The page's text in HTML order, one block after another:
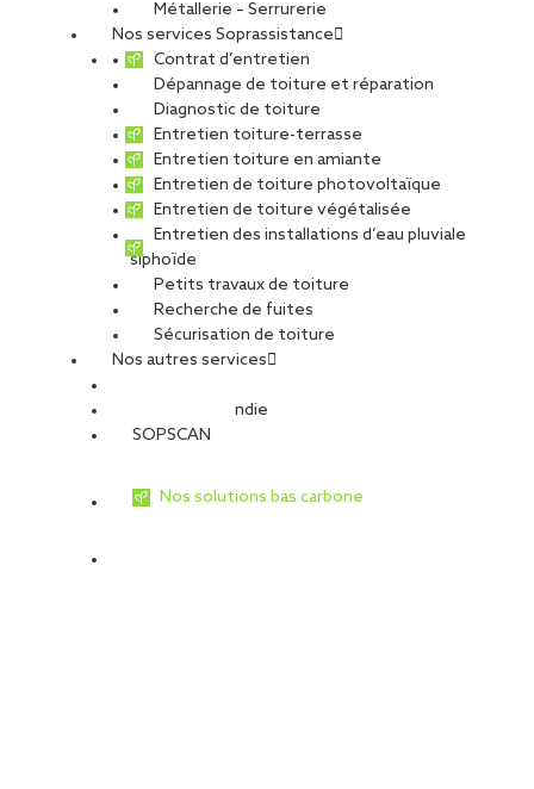
Métallerie – Serrurerie
Nos services Soprassistance
Contrat d’entretien
Dépannage de toiture et réparation
Diagnostic de toiture
Entretien toiture-terrasse
Entretien toiture en amiante
Entretien de toiture photovoltaïque
Entretien de toiture végétalisée
Entretien des installations d’eau pluviale
siphoïde
Petits travaux de toiture
Recherche de fuites
Sécurisation de toiture
Nos autres services
Sécurité Incendie
SOPSCAN
Nos solutions bas carbone
Réemploi des aciers : comment un
chantier des années 1960 relève le
défi bas carbone
Sur un projet de restructuration d’un bâtiment des
années 1960 en acier, les équipes de CCS ont relevé
le défi du réemploi des aciers de structure. «
L’objectif : conserver et réutiliser un maximum des
poutres existantes, en cohérence avec [...]